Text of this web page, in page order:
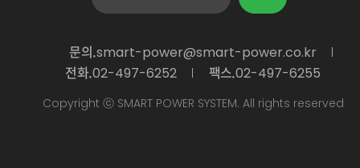
문의.smart-power@smart-power.co.kr
전화.02-497-6252 팩스.02-497-6255
Copyright ⓒ SMART POWER SYSTEM. All rights reserved